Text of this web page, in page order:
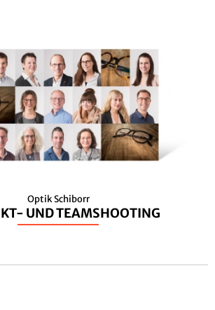
Optik Schiborr
UND TEAMSHOOTING